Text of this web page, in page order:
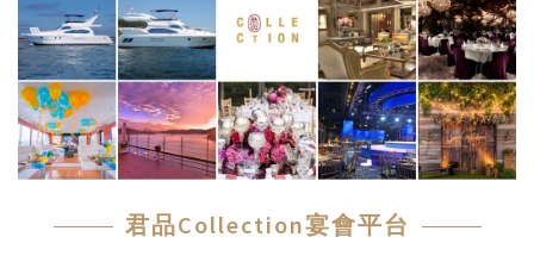
君品Collection宴會平台